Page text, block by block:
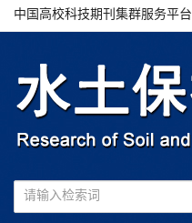
中国高校科技期刊集群服务平台